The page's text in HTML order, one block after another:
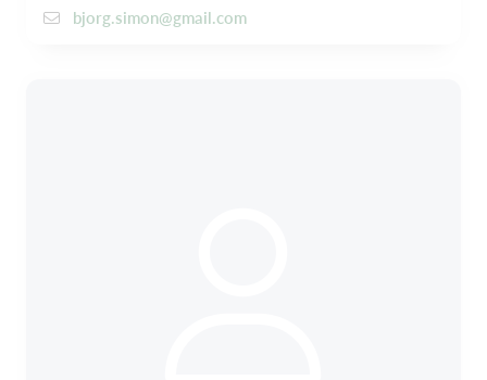
bjorg.simon@gmail.com